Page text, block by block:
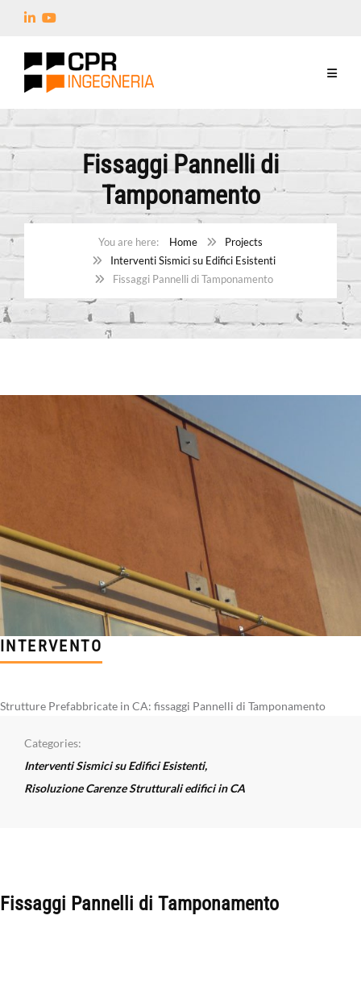
Fissaggi Pannelli di
Tamponamento
Home
Projects
Interventi Sismici su Edifici Esistenti
Fissaggi Pannelli di Tamponamento
INTERVENTO
Strutture Prefabbricate in CA: fissaggi Pannelli di Tamponamento
Categories:
Interventi Sismici su Edifici Esistenti,
Risoluzione Carenze Strutturali edifici in CA
Fissaggi Pannelli di Tamponamento